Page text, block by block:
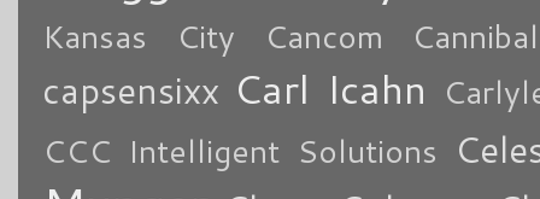
Kansas City Cancom Cannibal
capsensixx Carl Icahn
CCC Intelligent Solutions